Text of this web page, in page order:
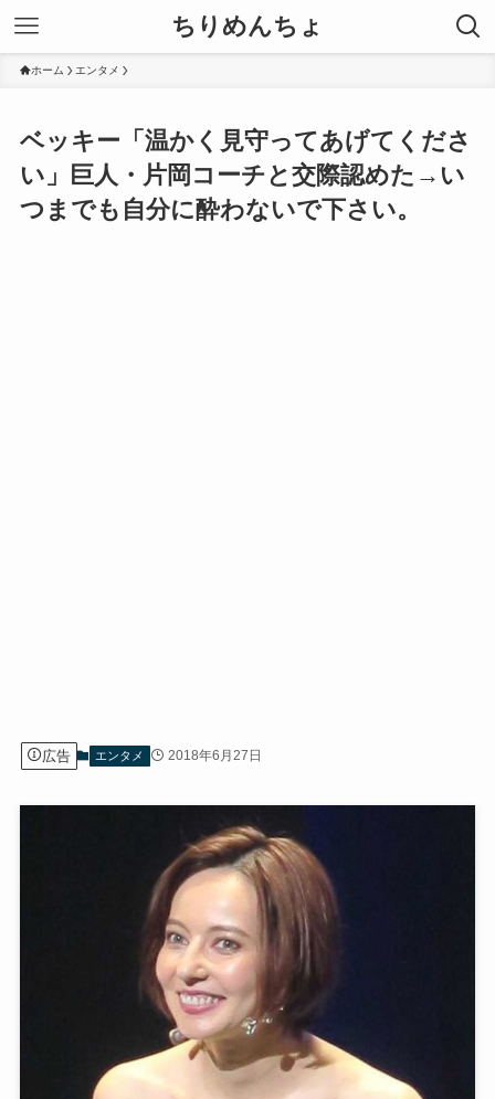
ちりめんちょ
ホーム エンタメ
ベッキー「温かく見守ってあげてくださ
い」巨人・片岡コーチと交際認めた→い
つまでも自分に酔わないで下さい。
広告 エンタメ 2018年6月27日